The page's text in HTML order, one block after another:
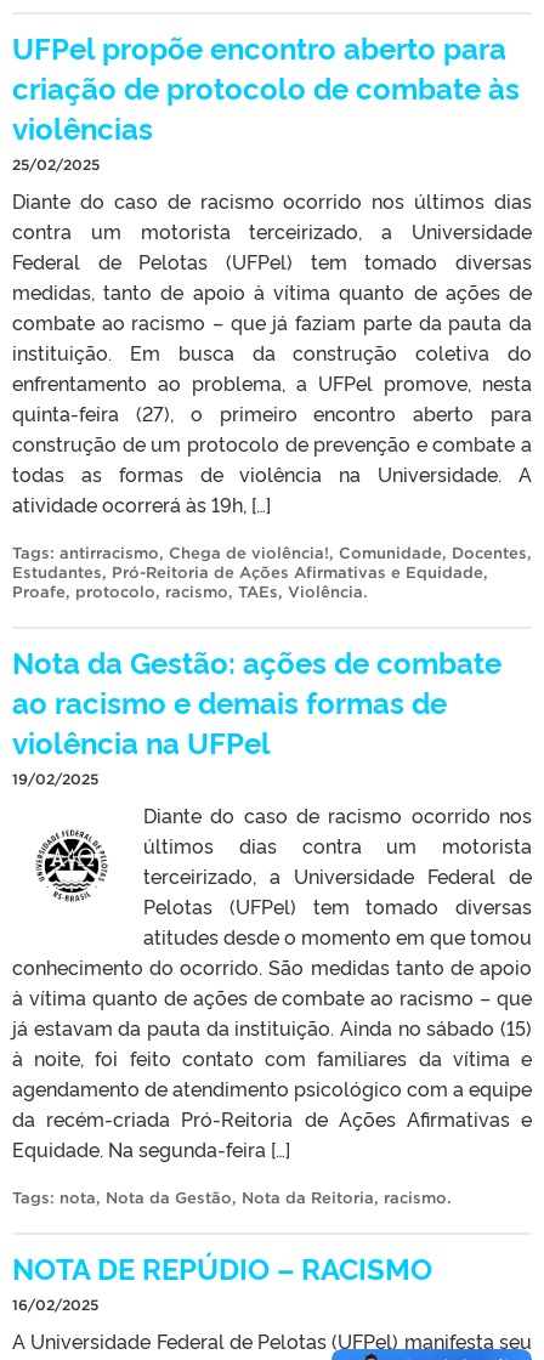
UFPel propõe encontro aberto para
criação de protocolo de combate às
violências
25/02/2025
Diante do caso de racismo ocorrido nos últimos dias
contra um motorista terceirizado, a Universidade
Federal de Pelotas (UFPel) tem tomado diversas
medidas, tanto de apoio à vítima quanto de ações de
combate ao racismo – que já faziam parte da pauta da
instituição. Em busca da construção coletiva do
enfrentamento ao problema, a UFPel promove, nesta
quinta-feira (27), o primeiro encontro aberto para
construção de um protocolo de prevenção e combate a
todas as formas de violência na Universidade. A
atividade ocorrerá às 19h, […]
Tags: antirracismo, Chega de violência!, Comunidade, Docentes,
Estudantes, Pró-Reitoria de Ações Afirmativas e Equidade,
Proafe, protocolo, racismo, TAEs, Violência.
Nota da Gestão: ações de combate
ao racismo e demais formas de
violência na UFPel
19/02/2025
Diante do caso de racismo ocorrido nos
últimos dias contra um motorista
terceirizado, a Universidade Federal de
Pelotas (UFPel) tem tomado diversas
atitudes desde o momento em que tomou
conhecimento do ocorrido. São medidas tanto de apoio
à vítima quanto de ações de combate ao racismo – que
já estavam da pauta da instituição. Ainda no sábado (15)
à noite, foi feito contato com familiares da vítima e
agendamento de atendimento psicológico com a equipe
da recém-criada Pró-Reitoria de Ações Afirmativas e
Equidade. Na segunda-feira […]
Tags: nota, Nota da Gestão, Nota da Reitoria, racismo.
NOTA DE REPÚDIO – RACISMO
16/02/2025
A Universidade Federal de Pelotas (UFPel) manifesta seu